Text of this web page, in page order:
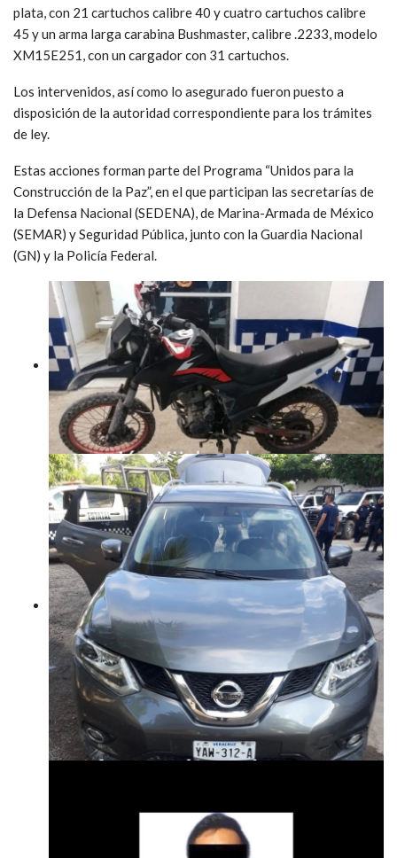
plata, con 21 cartuchos calibre 40 y cuatro cartuchos calibre
45 y un arma larga carabina Bushmaster, calibre .2233, modelo
XM15E251, con un cargador con 31 cartuchos.
Los intervenidos, así como lo asegurado fueron puesto a
disposición de la autoridad correspondiente para los trámites
de ley.
Estas acciones forman parte del Programa “Unidos para la
Construcción de la Paz”, en el que participan las secretarías de
la Defensa Nacional (SEDENA), de Marina-Armada de México
(SEMAR) y Seguridad Pública, junto con la Guardia Nacional
(GN) y la Policía Federal.